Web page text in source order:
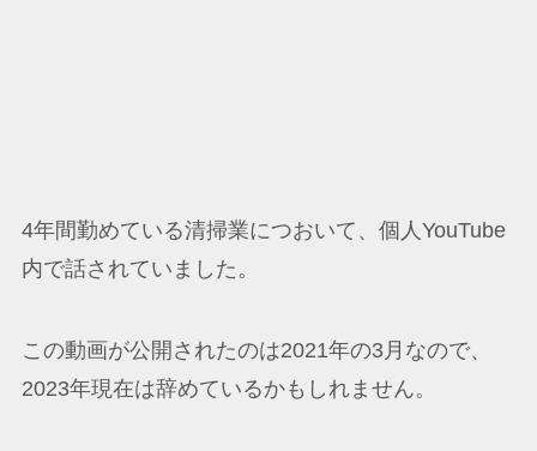
4年間勤めている清掃業につおいて、個人YouTube
内で話されていました。
この動画が公開されたのは2021年の3月なので、
2023年現在は辞めているかもしれません。